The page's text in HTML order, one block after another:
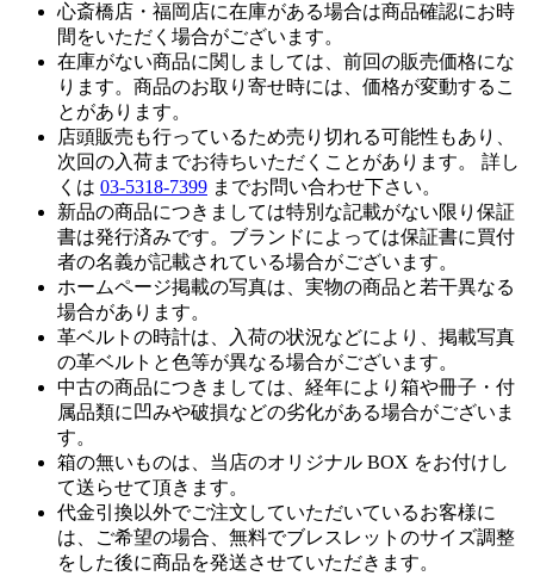
心斎橋店・福岡店に在庫がある場合は商品確認にお時
間をいただく場合がございます。
在庫がない商品に関しましては、前回の販売価格にな
ります。商品のお取り寄せ時には、価格が変動するこ
とがあります。
店頭販売も行っているため売り切れる可能性もあり、
次回の入荷までお待ちいただくことがあります。 詳し
くは 03-5318-7399 までお問い合わせ下さい。
新品の商品につきましては特別な記載がない限り保証
書は発行済みです。ブランドによっては保証書に買付
者の名義が記載されている場合がございます。
ホームページ掲載の写真は、実物の商品と若干異なる
場合があります。
革ベルトの時計は、入荷の状況などにより、掲載写真
の革ベルトと色等が異なる場合がございます。
中古の商品につきましては、経年により箱や冊子・付
属品類に凹みや破損などの劣化がある場合がございま
す。
箱の無いものは、当店のオリジナル BOX をお付けし
て送らせて頂きます。
代金引換以外でご注文していただいているお客様に
は、ご希望の場合、無料でブレスレットのサイズ調整
をした後に商品を発送させていただきます。